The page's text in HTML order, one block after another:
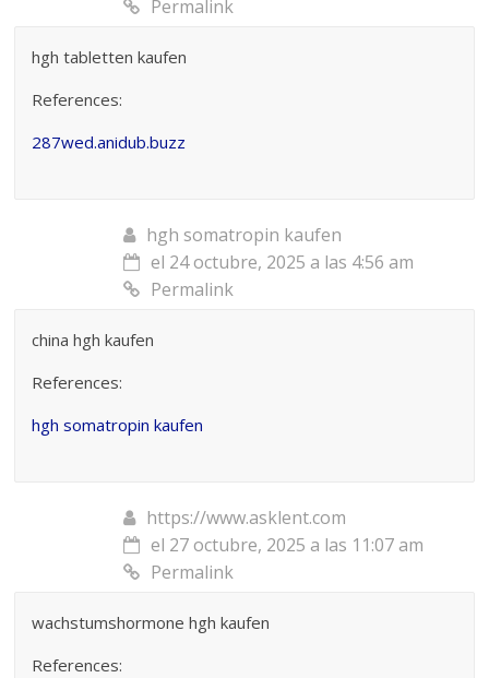
Permalink
hgh tabletten kaufen
References:
287wed.anidub.buzz
hgh somatropin kaufen
el 24 octubre, 2025 a las 4:56 am
Permalink
china hgh kaufen
References:
hgh somatropin kaufen
https://www.asklent.com
el 27 octubre, 2025 a las 11:07 am
Permalink
wachstumshormone hgh kaufen
References: